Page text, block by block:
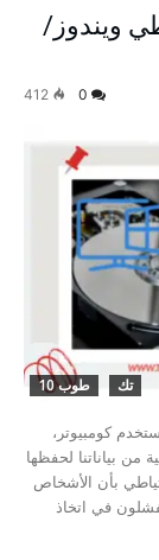
ویندوز/
412
تك طوب 10
كومبيوتر،
من بياناتنا لحفظها
بأن الأشخاص
في اتخاذ